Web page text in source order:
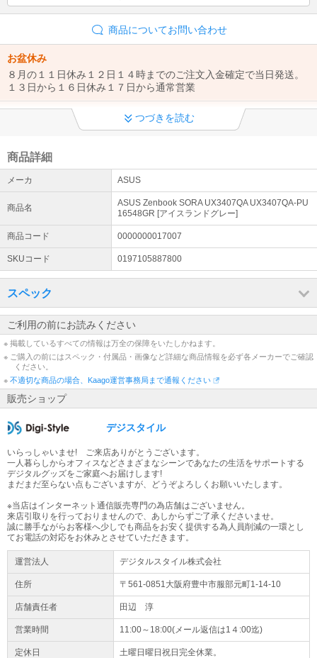
商品についてお問い合わせ
お盆休み
８月の１１日休み１２日１４時までのご注文入金確定で当日発送。
１３日から１６日休み１７日から通常営業
デジスタイルプラスオープン
ご要望の多かったクレジット決済可能店がオープンいたしましたの
ださい。 https://kaago.com/digi-styleplus/
ご利用規約必ずご確認ください
誠に勝手ながら、 お電話の対応をお休みとさせていただきます 詳細
より必ずご確認ください
詳細はこちら
つづきを読む
商品詳細
メーカ ASUS
商品名
ASUS Zenbook SORA UX3407QA UX3407QA-PU
16548GR [アイスランドグレー]
商品コード 0000000017007
SKUコード 0197105887800
スペック
ご利用の前にお読みください
※ 掲載しているすべての情報は万全の保障をいたしかねます。
※ ご購入の前にはスペック・付属品・画像など詳細な商品情報を必ず各メーカーでご確認
ください。
※ 不適切な商品の場合、Kaago運営事務局まで通報ください
販売ショップ
デジスタイル
いらっしゃいませ! ご来店ありがとうございます。
一人暮らしからオフィスなどさまざまなシーンであなたの生活をサポートする
デジタルグッズをご家庭へお届けします!
まだまだ至らない点もございますが、どうぞよろしくお願いいたします。
※当店はインターネット通信販売専門の為店舗はございません。
来店引取りを行っておりませんので、あしからずご了承くださいませ。
誠に勝手ながらお客様へ少しでも商品をお安く提供する為人員削減の一環とし
てお電話の対応をお休みとさせていただきます。
運営法人 デジタルスタイル株式会社
住所 〒561-0851大阪府豊中市服部元町1-14-10
店舗責任者 田辺 淳
営業時間 11:00～18:00(メール返信は1４:00迄)
定休日 土曜日曜日祝日完全休業。